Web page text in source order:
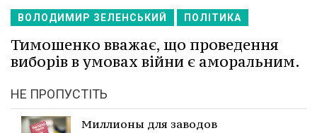
ВОЛОДИМИР ЗЕЛЕНСЬКИЙ ПОЛІТИКА
Тимошенко вважає, що проведення
виборів в умовах війни є аморальним.
НЕ ПРОПУСТІТЬ
Миллионы для заводов